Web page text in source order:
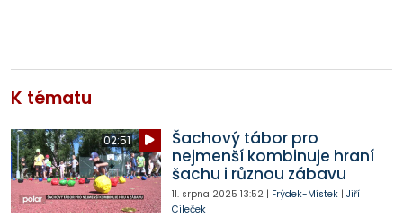
K tématu
02:51
Šachový tábor pro
nejmenší kombinuje hraní
šachu i různou zábavu
11. srpna 2025 13:52| Frýdek-Místek| Jiří
Cileček